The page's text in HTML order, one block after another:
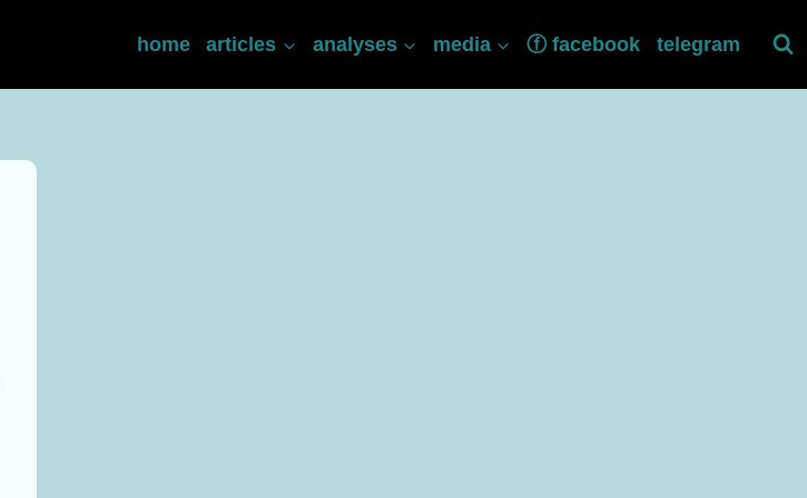
home articles analyses media ⓕ facebook telegram